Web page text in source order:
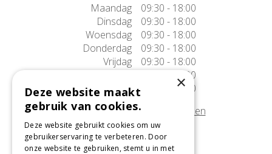
Maandag
09:30 - 18:00
Dinsdag
09:30 - 18:00
Woensdag
09:30 - 18:00
Donderdag
09:30 - 18:00
Vrijdag
09:30 - 18:00
Zaterdag
09:30 - 17:00
Zondag
10:00 - 17:00
Afwijkende openingstijden tonen
Onze locatie
×
Deze website maakt
gebruik van cookies.
Deze website gebruikt cookies om uw
gebruikerservaring te verbeteren. Door
onze website te gebruiken, stemt u in met